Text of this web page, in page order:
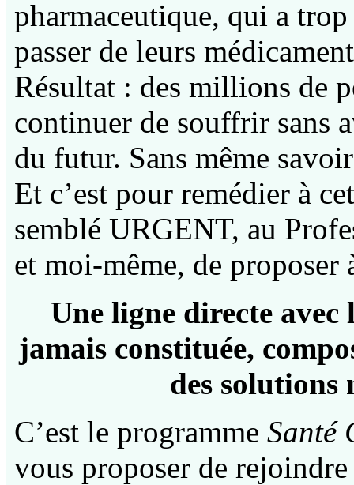
pharmaceutique, qui a
passer de leurs
Résultat : des millions de
continuer de souffrir sans
du futur. Sans même
Et c’est pour remédier à
semblé URGENT, au
et moi-même, de proposer
Une ligne directe avec
jamais constituée,
des solutions
C’est le programme Santé
vous proposer de